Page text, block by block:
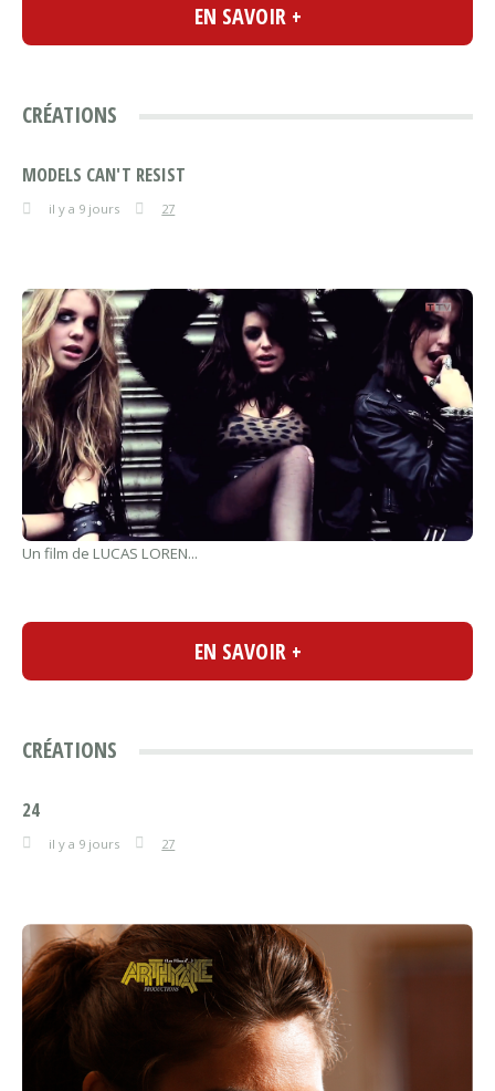
EN SAVOIR +
CRÉATIONS
MODELS CAN'T RESIST
il y a 9 jours 27
Un film de LUCAS LOREN...
EN SAVOIR +
CRÉATIONS
24
il y a 9 jours 27